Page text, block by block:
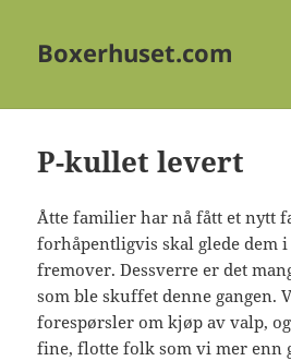
Boxerhuset.com
P-kullet levert
Åtte familier har nå fått et nytt
forhåpentligvis skal glede dem i
fremover. Dessverre er det
som ble skuffet denne gangen.
forespørsler om kjøp av valp,
fine, flotte folk som vi mer enn